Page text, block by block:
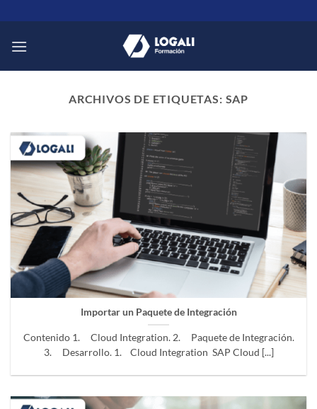
al
contenido
ARCHIVOS DE ETIQUETAS: SAP
Importar un Paquete de Integración
Contenido 1. Cloud Integration. 2. Paquete de Integración.
3. Desarrollo. 1. Cloud Integration SAP Cloud [...]